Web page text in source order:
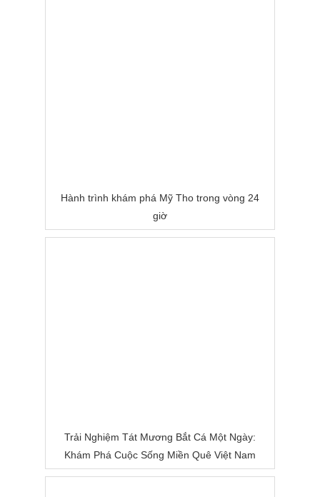
Hành trình khám phá Mỹ Tho trong vòng 24
giờ
Trải Nghiệm Tát Mương Bắt Cá Một Ngày:
Khám Phá Cuộc Sống Miền Quê Việt Nam